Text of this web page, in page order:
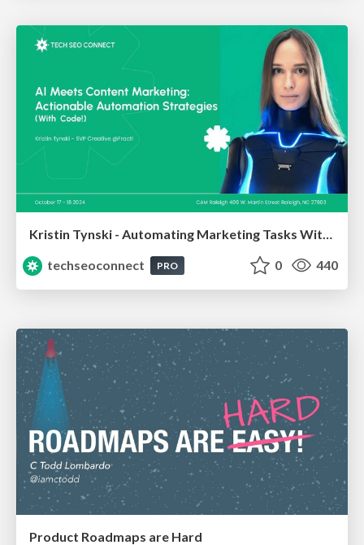
techseoconnect
PRO 0 440
Product Roadmaps are Hard